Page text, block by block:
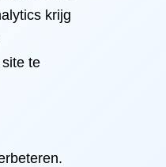
krijg
te